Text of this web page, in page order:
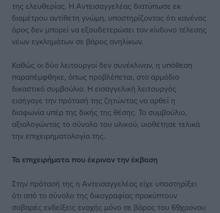
της ελευθερίας. Η Αντεισαγγελέας διατύπωσε εκ
διαμέτρου αντίθετη γνώμη, υποστηρίζοντας ότι κανένας
όρος δεν μπορεί να εξουδετερώσει τον κίνδυνο τέλεσης
νέων εγκλημάτων σε βάρος ανηλίκων.
Καθώς οι δύο λειτουργοί δεν συνέκλιναν, η υπόθεση
παραπέμφθηκε, όπως προβλέπεται, στο αρμόδιο
δικαστικό συμβούλιο. Η εισαγγελική λειτουργός
εισήγαγε την πρότασή της ζητώντας να αρθεί η
διαφωνία υπέρ της δικής της θέσης. Το συμβούλιο,
αξιολογώντας το σύνολο του υλικού, υιοθέτησε τελικά
την επιχειρηματολογία της.
Τα επιχειρήματα που έκριναν την έκβαση
Στην πρότασή της η Αντεισαγγελέας είχε υποστηρίξει
ότι από το σύνολο της δικογραφίας προκύπτουν
σοβαρές ενδείξεις ενοχής μόνο σε βάρος του 69χρονου